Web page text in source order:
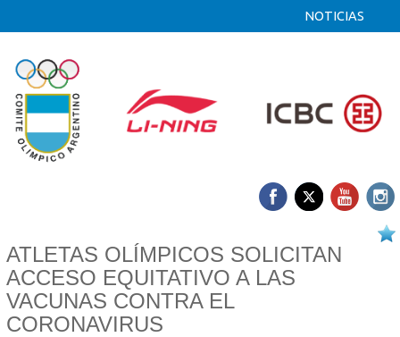
NOTICIAS
ATLETAS OLÍMPICOS SOLICITAN
ACCESO EQUITATIVO A LAS
VACUNAS CONTRA EL
CORONAVIRUS